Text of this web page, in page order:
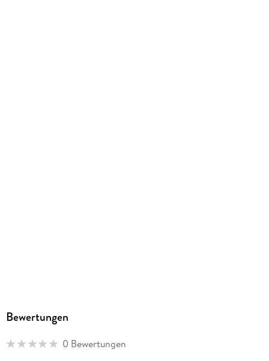
Bewertungen
0 Bewertungen